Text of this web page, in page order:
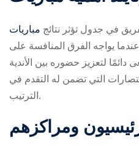
تؤثر نتائج في جدول
يواجه الفرق المنافسة على
دائمًا لتعزيز حضوره بين الأندية
التي تضمن له التقدم في
الترتيب.
ومراكزهم